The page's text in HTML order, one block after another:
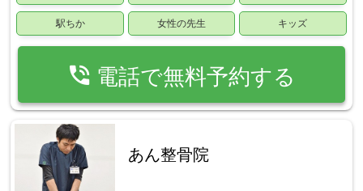
駅ちか 女性の先生 キッズ
phone_in_talk 電話で無料予約する
あん整骨院